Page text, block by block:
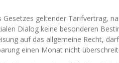
geltender Tarifvertrag,
Dialog keine besonderen
auf das allgemeine Recht,
einen Monat nicht